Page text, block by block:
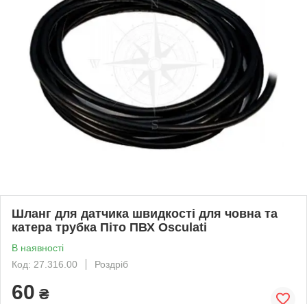
Шланг для датчика швидкості для човна та
катера трубка Піто ПВХ Osculati
В наявності
Код: 27.316.00
Роздріб
60 ₴